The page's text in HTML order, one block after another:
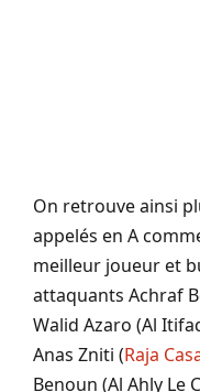
On retrouve ainsi
appelés en A
meilleur joueur et
attaquants Achraf
Walid Azaro (Al
Anas Zniti (Raja
Benoun (Al Ahly Le